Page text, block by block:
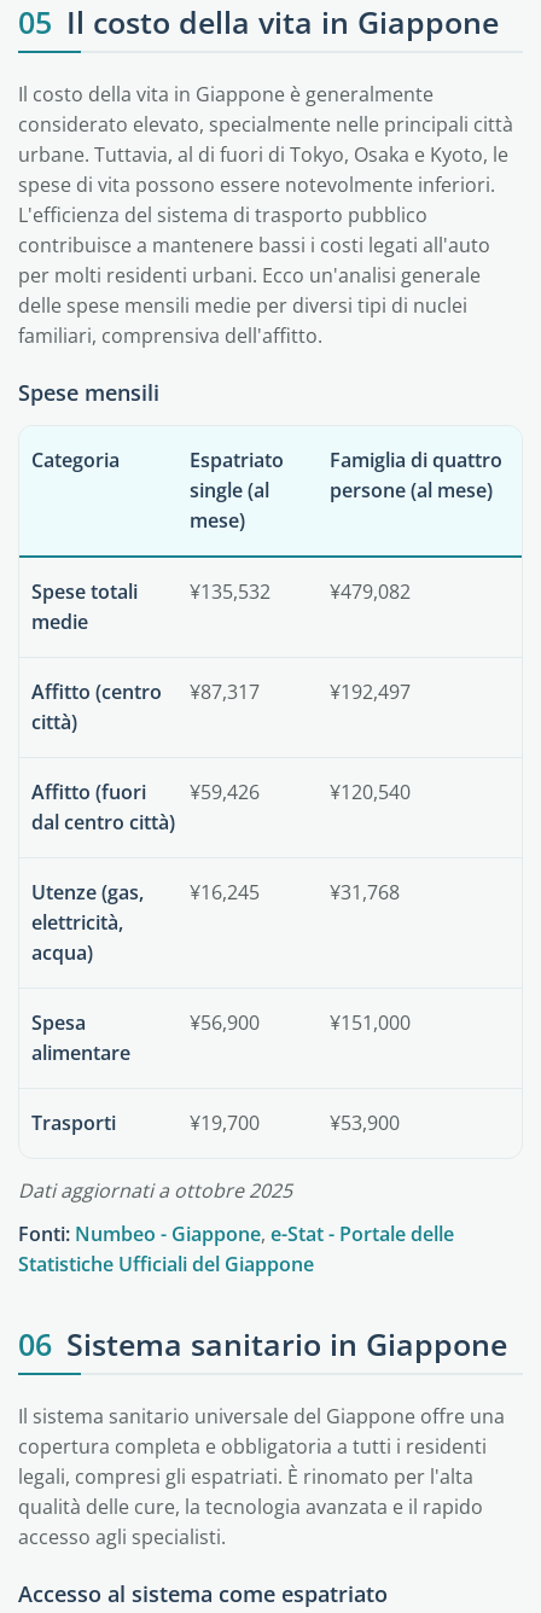
05 Il costo della vita in Giappone
Il costo della vita in Giappone è generalmente
considerato elevato, specialmente nelle principali città
urbane. Tuttavia, al di fuori di Tokyo, Osaka e Kyoto, le
spese di vita possono essere notevolmente inferiori.
L'efficienza del sistema di trasporto pubblico
contribuisce a mantenere bassi i costi legati all'auto
per molti residenti urbani. Ecco un'analisi generale
delle spese mensili medie per diversi tipi di nuclei
familiari, comprensiva dell'affitto.
Spese mensili
Categoria
Espatriato
single (al
mese)
Famiglia di quattro
persone (al mese)
Spese totali
medie
¥135,532 ¥479,082
Affitto (centro
città)
¥87,317 ¥192,497
Affitto (fuori
dal centro città)
¥59,426 ¥120,540
Utenze (gas,
elettricità,
acqua)
¥16,245 ¥31,768
Spesa
alimentare
¥56,900 ¥151,000
Trasporti ¥19,700 ¥53,900
Dati aggiornati a ottobre 2025
Fonti: Numbeo - Giappone, e-Stat - Portale delle
Statistiche Ufficiali del Giappone
06 Sistema sanitario in Giappone
Il sistema sanitario universale del Giappone offre una
copertura completa e obbligatoria a tutti i residenti
legali, compresi gli espatriati. È rinomato per l'alta
qualità delle cure, la tecnologia avanzata e il rapido
accesso agli specialisti.
Accesso al sistema come espatriato